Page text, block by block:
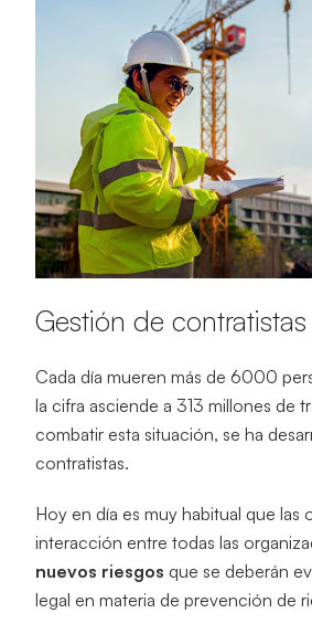
Gestión de contratistas
Cada día mueren más de 6000
la cifra asciende a 313 millones de
combatir esta situación, se ha
contratistas.
Hoy en día es muy habitual que
interacción entre todas las
nuevos riesgos que se deberán
legal en materia de prevención de